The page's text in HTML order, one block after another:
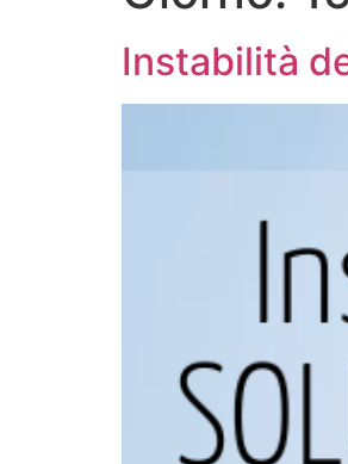
Instabilità